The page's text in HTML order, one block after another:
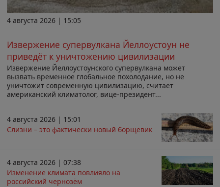
4 августа 2026 | 15:05
Извержение супервулкана Йеллоустоун не
приведёт к уничтожению цивилизации
Извержение Йеллоустоунского супервулкана может
вызвать временное глобальное похолодание, но не
уничтожит современную цивилизацию, считает
американский климатолог, вице-президент...
4 августа 2026 | 15:01
Слизни – это фактически новый борщевик
4 августа 2026 | 07:38
Изменение климата повлияло на
российский чернозём